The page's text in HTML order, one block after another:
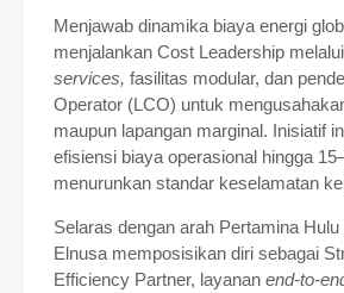
Menjawab dinamika biaya energi
menjalankan Cost Leadership melalui
services, fasilitas modular, dan
Operator (LCO) untuk
maupun lapangan marginal. Inisiatif
efisiensi biaya operasional hingga
menurunkan standar keselamatan
Selaras dengan arah Pertamina
Elnusa memposisikan diri sebagai
Efficiency Partner, layanan